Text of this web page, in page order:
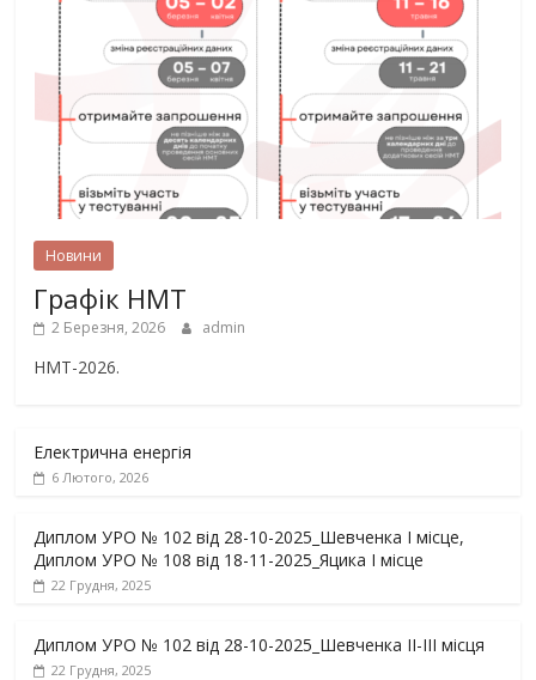
Новини
Графік НМТ
2 Березня, 2026 admin
НМТ-2026.
Електрична енергія
6 Лютого, 2026
Диплом УРО № 102 від 28-10-2025_Шевченка І місце,
Диплом УРО № 108 від 18-11-2025_Яцика І місце
22 Грудня, 2025
Диплом УРО № 102 від 28-10-2025_Шевченка ІІ-ІІІ місця
22 Грудня, 2025